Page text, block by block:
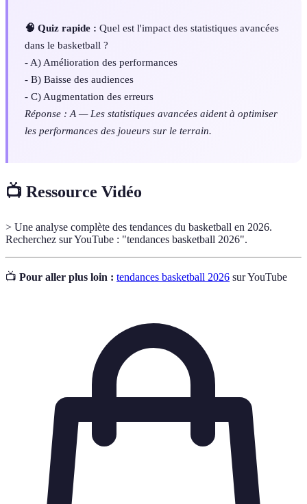
🧠 Quiz rapide : Quel est l'impact des statistiques avancées
dans le basketball ?
- A) Amélioration des performances
- B) Baisse des audiences
- C) Augmentation des erreurs
Réponse : A — Les statistiques avancées aident à optimiser
les performances des joueurs sur le terrain.
📺 Ressource Vidéo
> Une analyse complète des tendances du basketball en 2026.
Recherchez sur YouTube : "tendances basketball 2026".
📺 Pour aller plus loin : tendances basketball 2026 sur YouTube